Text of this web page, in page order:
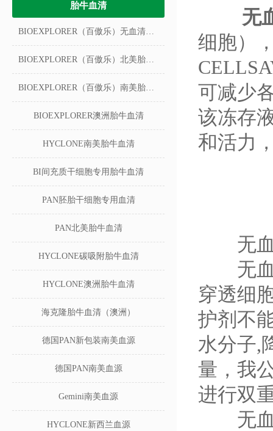
胎牛血清
BIOEXPLORER（百傲乐）无血清冻存液
BIOEXPLORER（百傲乐）北美胎牛血清
BIOEXPLORER（百傲乐）南美胎牛血清
BIOEXPLORER澳洲胎牛血清
HYCLONE南美胎牛血清
BI间充质干细胞专用胎牛血清
PAN胚胎干细胞专用血清
PAN北美胎牛血清
HYCLONE碳吸附胎牛血清
HYCLONE澳洲胎牛血清
海克隆胎牛血清（澳洲）
德国PAN新包装南美血源
德国PAN南美血源
Gemini南美血源
HYCLONE新西兰血源
无
细胞）
可减少
该冻存
和活力
无血
无血
穿透细
护剂不
水分子,
量，我
进行双
无血